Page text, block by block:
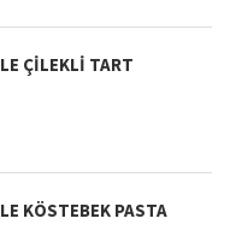
ÇİLEKLİ TART
KÖSTEBEK PASTA